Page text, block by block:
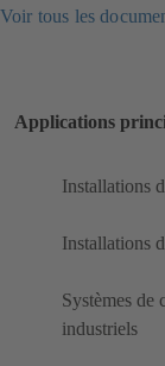
Voir tous les
Applications
Installations
Installations
Systèmes de
industriels